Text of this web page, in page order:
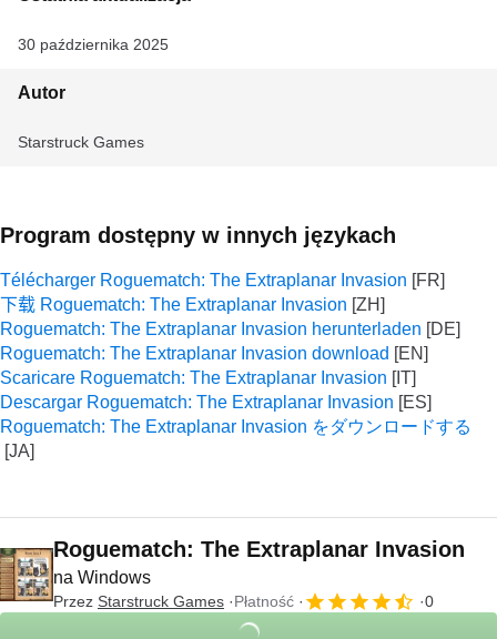
30 października 2025
Autor
Starstruck Games
Program dostępny w innych językach
Télécharger Roguematch: The Extraplanar Invasion
下载 Roguematch: The Extraplanar Invasion
Roguematch: The Extraplanar Invasion herunterladen
Roguematch: The Extraplanar Invasion download
Scaricare Roguematch: The Extraplanar Invasion
Descargar Roguematch: The Extraplanar Invasion
Roguematch: The Extraplanar Invasion をダウンロードする
Roguematch: The Extraplanar Invasion
na Windows
Przez Starstruck Games Płatność 0